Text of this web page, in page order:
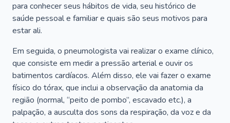
para conhecer seus hábitos de vida, seu histórico de
saúde pessoal e familiar e quais são seus motivos para
estar ali.
Em seguida, o pneumologista vai realizar o exame clínico,
que consiste em medir a pressão arterial e ouvir os
batimentos cardíacos. Além disso, ele vai fazer o exame
físico do tórax, que inclui a observação da anatomia da
região (normal, “peito de pombo”, escavado etc.), a
palpação, a ausculta dos sons da respiração, da voz e da